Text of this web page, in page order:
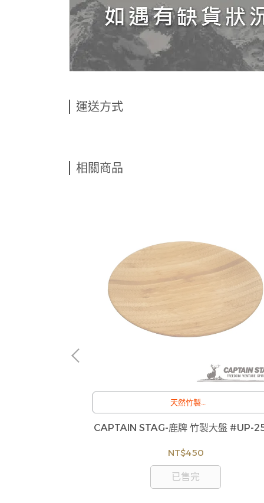
運送方式
相關商品
天然竹製
大盤面
直徑22CM
CAPTAIN STAG-鹿牌 竹製大盤 #UP-
NT$450
已售完